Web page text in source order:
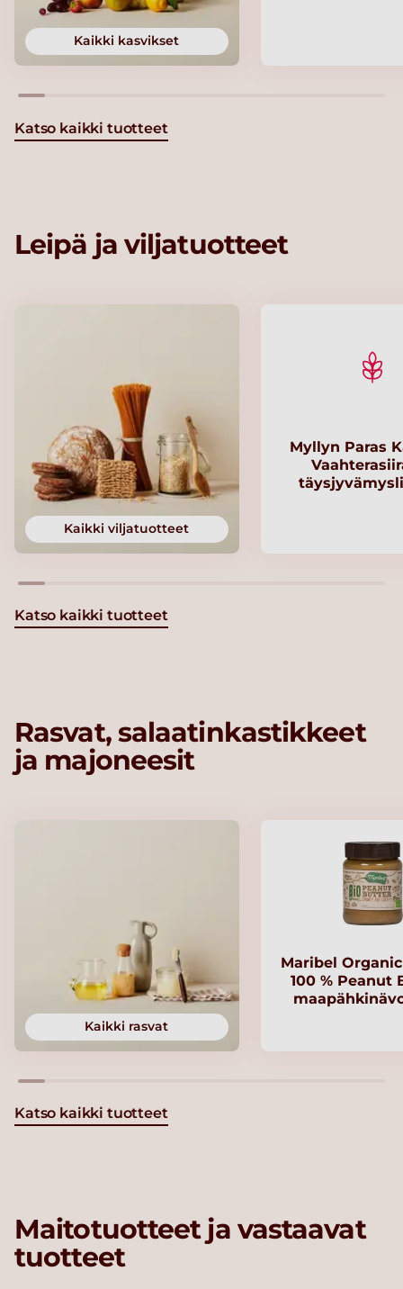
Kaikki kasvikset
Katso kaikki tuotteet
Leipä ja viljatuotteet
Kaikki viljatuotteet
Myllyn Paras
Katso kaikki tuotteet
Rasvat, salaatinkastikkeet
ja majoneesit
Kaikki rasvat
Maribel
100 % Peanut
Katso kaikki tuotteet
Maitotuotteet ja vastaavat
tuotteet